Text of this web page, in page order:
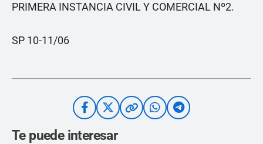
PRIMERA INSTANCIA CIVIL Y COMERCIAL Nº2.
SP 10-11/06
Te puede interesar